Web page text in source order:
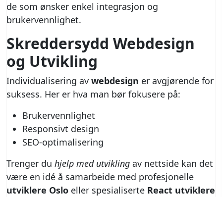
de som ønsker enkel integrasjon og
brukervennlighet.
Skreddersydd Webdesign
og Utvikling
Individualisering av webdesign er avgjørende for
suksess. Her er hva man bør fokusere på:
Brukervennlighet
Responsivt design
SEO-optimalisering
Trenger du hjelp med utvikling av nettside kan det
være en idé å samarbeide med profesjonelle
utviklere Oslo eller spesialiserte React utviklere